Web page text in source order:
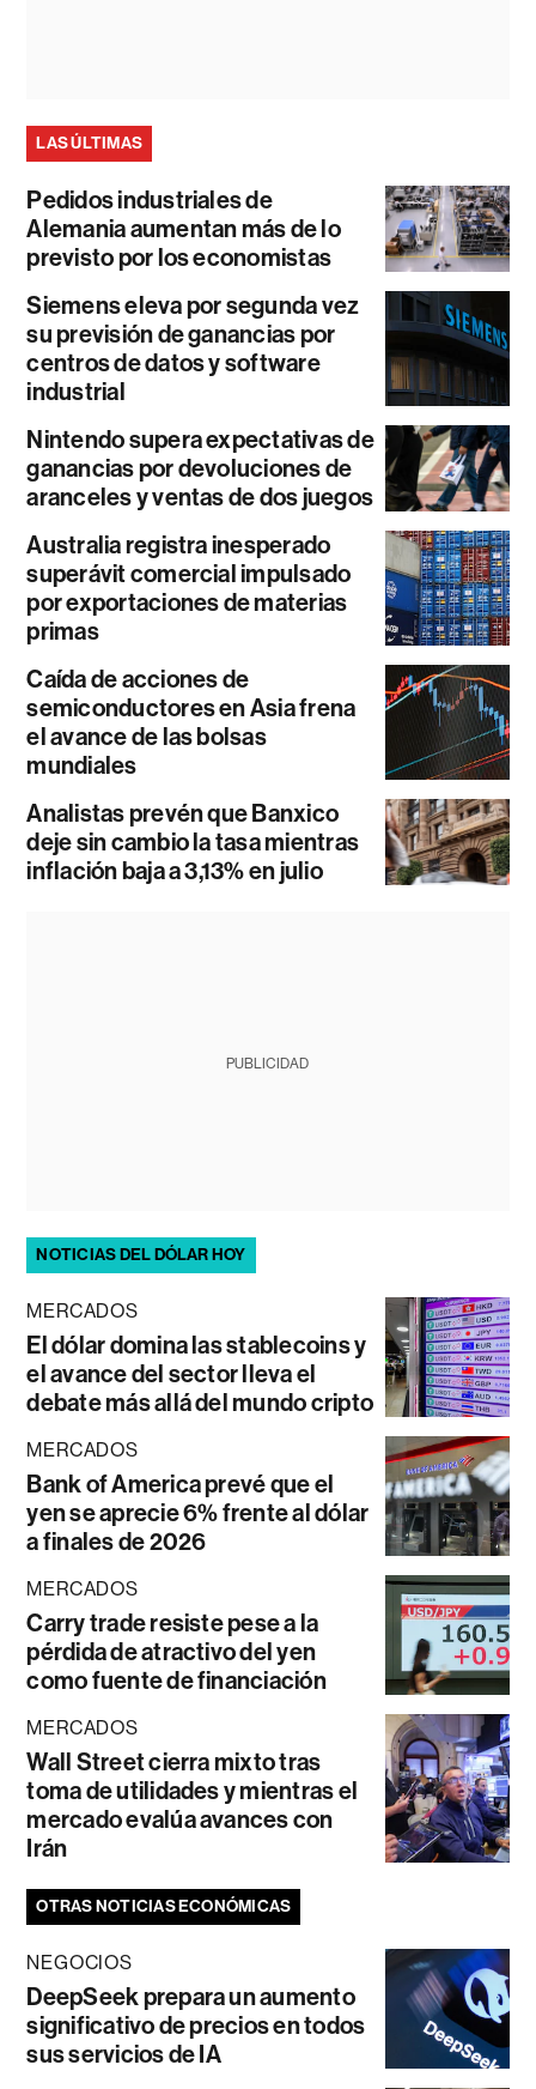
LAS ÚLTIMAS
Pedidos industriales de
Alemania aumentan más de lo
previsto por los economistas
Siemens eleva por segunda vez
su previsión de ganancias por
centros de datos y software
industrial
Nintendo supera expectativas de
ganancias por devoluciones de
aranceles y ventas de dos juegos
Australia registra inesperado
superávit comercial impulsado
por exportaciones de materias
primas
Caída de acciones de
semiconductores en Asia frena
el avance de las bolsas
mundiales
Analistas prevén que Banxico
deje sin cambio la tasa mientras
inflación baja a 3,13% en julio
PUBLICIDAD
NOTICIAS DEL DÓLAR HOY
MERCADOS
El dólar domina las stablecoins y
el avance del sector lleva el
debate más allá del mundo cripto
MERCADOS
Bank of America prevé que el
yen se aprecie 6% frente al dólar
a finales de 2026
MERCADOS
Carry trade resiste pese a la
pérdida de atractivo del yen
como fuente de financiación
MERCADOS
Wall Street cierra mixto tras
toma de utilidades y mientras el
mercado evalúa avances con
Irán
OTRAS NOTICIAS ECONÓMICAS
NEGOCIOS
DeepSeek prepara un aumento
significativo de precios en todos
sus servicios de IA